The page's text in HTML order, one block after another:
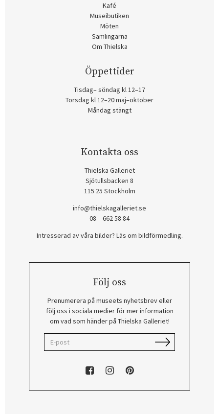
Kafé
Museibutiken
Möten
Samlingarna
Om Thielska
Öppettider
Tisdag– söndag kl 12–17
Torsdag kl 12–20 maj–oktober
Måndag stängt
Kontakta oss
Thielska Galleriet
Sjötullsbacken 8
115 25 Stockholm
info@thielskagalleriet.se
08 – 662 58 84
Intresserad av våra bilder? Läs om bildförmedling.
Följ oss
Prenumerera på museets nyhetsbrev eller
följ oss i sociala medier för mer information
om vad som händer på Thielska Galleriet!